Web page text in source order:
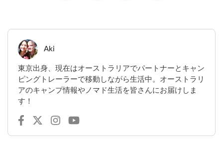
Aki
東京出身、現在はオーストラリアでパートナーとキャン
ピングトレーラーで移動しながら生活中。オーストラリ
アのキャンプ情報やノマド生活を皆さんにお届けしま
す！